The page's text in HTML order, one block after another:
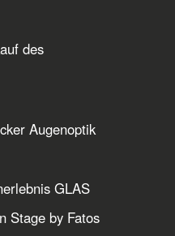
des
Augenoptik
GLAS
Stage by Fatos